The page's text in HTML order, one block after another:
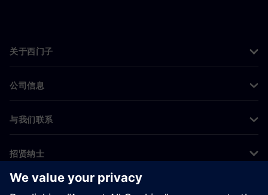
关于西门子
公司信息
与我们联系
招贤纳士